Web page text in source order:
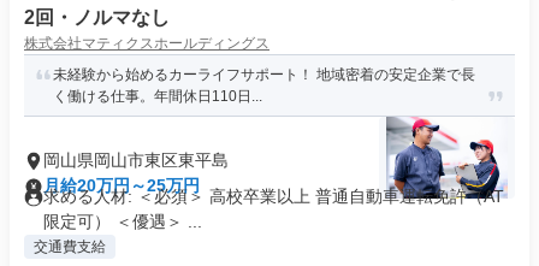
2回・ノルマなし
株式会社マティクスホールディングス
未経験から始めるカーライフサポート！ 地域密着の安定企業で長
く働ける仕事。年間休日110日...
岡山県岡山市東区東平島
月給20万円～25万円
求める人材: ＜必須＞ 高校卒業以上 普通自動車運転免許（AT
限定可） ＜優遇＞ ...
交通費支給